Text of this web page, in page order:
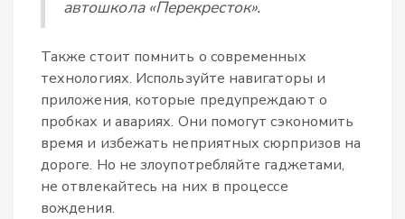
автошкола «Перекресток».
Также стоит помнить о современных
технологиях. Используйте навигаторы и
приложения, которые предупреждают о
пробках и авариях. Они помогут сэкономить
время и избежать неприятных сюрпризов на
дороге. Но не злоупотребляйте гаджетами,
не отвлекайтесь на них в процессе
вождения.